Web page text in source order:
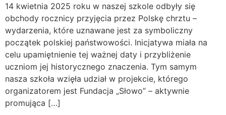
14 kwietnia 2025 roku w naszej szkole odbyły się
obchody rocznicy przyjęcia przez Polskę chrztu –
wydarzenia, które uznawane jest za symboliczny
początek polskiej państwowości. Inicjatywa miała na
celu upamiętnienie tej ważnej daty i przybliżenie
uczniom jej historycznego znaczenia. Tym samym
nasza szkoła wzięła udział w projekcie, którego
organizatorem jest Fundacja „Słowo” – aktywnie
promująca […]